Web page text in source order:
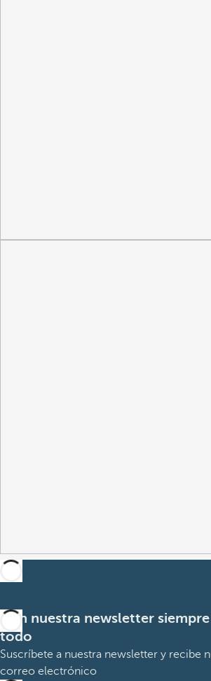
Con nuestra newsletter
todo
Suscríbete a nuestra newsletter y recibe
correo electrónico